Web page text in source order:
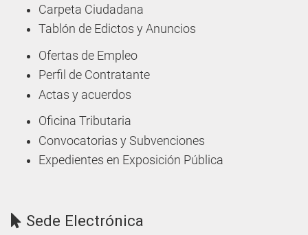
Carpeta Ciudadana
Tablón de Edictos y Anuncios
Ofertas de Empleo
Perfil de Contratante
Actas y acuerdos
Oficina Tributaria
Convocatorias y Subvenciones
Expedientes en Exposición Pública
Sede Electrónica